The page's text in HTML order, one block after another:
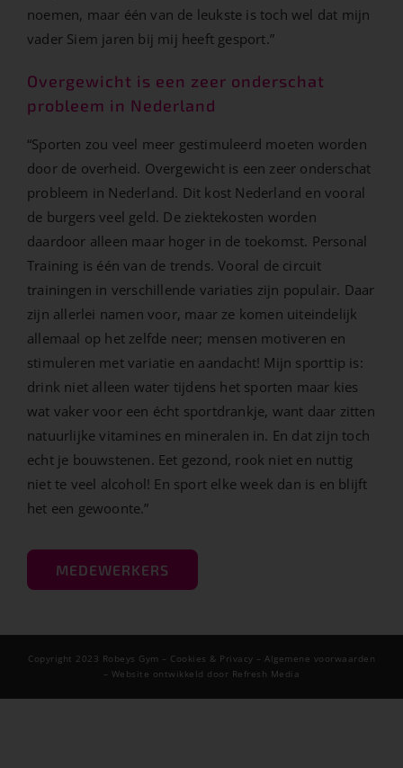
noemen, maar één van de leukste is toch wel dat mijn
vader Siem jaren bij mij heeft gesport.”
Overgewicht is een zeer onderschat
probleem in Nederland
“Sporten zou veel meer gestimuleerd moeten worden
door de overheid. Overgewicht is een zeer onderschat
probleem in Nederland. Dit kost Nederland en vooral
de burgers veel geld. De ziektekosten worden
daardoor alleen maar hoger in de toekomst. Personal
Training is één van de trends. Vooral de circuit
trainingen in verschillende variaties zijn populair. Daar
zijn allerlei namen voor, maar ze komen uiteindelijk
allemaal op het zelfde neer; mensen motiveren en
stimuleren met variatie en aandacht! Mijn sporttip is:
drink niet alleen water tijdens het sporten maar kies
wat vaker voor een écht sportdrankje, want daar zitten
natuurlijke vitamines en mineralen in. En dat zijn toch
echt je bouwstenen. Eet gezond, rook niet en nuttig
niet te veel alcohol! En sport elke week dan is en blijft
het een gewoonte.”
MEDEWERKERS
Copyright 2023 Robeys Gym – Cookies & Privacy – Algemene voorwaarden
– Website ontwikkeld door Refresh Media